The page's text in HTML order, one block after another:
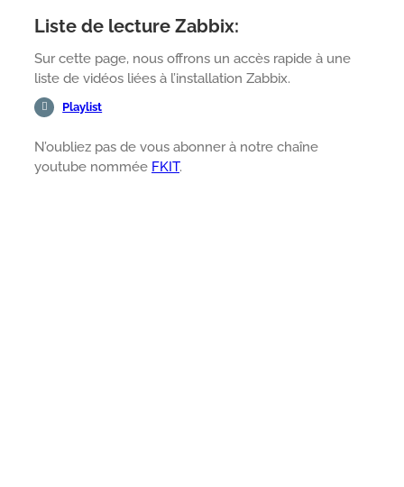
Liste de lecture Zabbix:
Sur cette page, nous offrons un accès rapide à une
liste de vidéos liées à l’installation Zabbix.
Playlist
N’oubliez pas de vous abonner à notre chaîne
youtube nommée FKIT.